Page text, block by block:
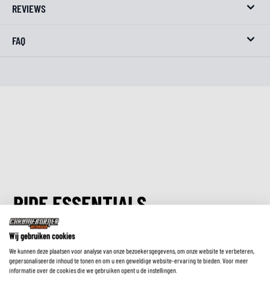
REVIEWS
FAQ
RIDE ESSENTIALS
Must-have accessories for comfort, safety
and visibility.
Wij gebruiken cookies
We kunnen deze plaatsen voor analyse van onze bezoekersgegevens, om onze website te verbeteren,
gepersonaliseerde inhoud te tonen en om u een geweldige website-ervaring te bieden. Voor meer
informatie over de cookies die we gebruiken opent u de instellingen.